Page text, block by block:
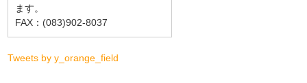
ます。
FAX：(083)902-8037
Tweets by y_orange_field